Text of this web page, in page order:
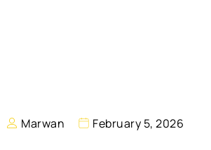
Marwan February 5, 2026